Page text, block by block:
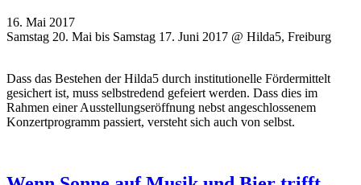
16. Mai 2017
Samstag 20. Mai bis Samstag 17. Juni 2017 @ Hilda5, Freiburg
Dass das Bestehen der Hilda5 durch institutionelle Fördermittelt
gesichert ist, muss selbstredend gefeiert werden. Dass dies im
Rahmen einer Ausstellungseröffnung nebst angeschlossenem
Konzertprogramm passiert, versteht sich auch von selbst.